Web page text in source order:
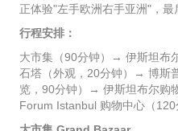
正体验"左手欧洲右手亚洲"，最
行程安排：
大市集（90分钟）→ 伊斯坦布
石塔（外观，20分钟）→ 博斯
览，90分钟）→ 伊斯坦布尔购
Forum Istanbul 购物中心（120